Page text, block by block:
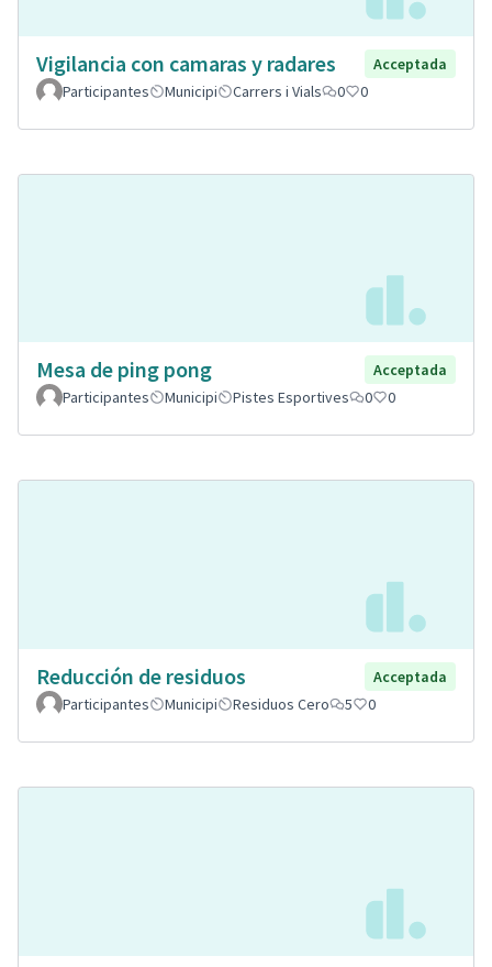
Vigilancia con camaras y radares
Acceptada
Participantes
Municipi Carrers i Vials 0 0
Mesa de ping pong
Acceptada
Participantes
Municipi Pistes Esportives 0 0
Reducción de residuos
Acceptada
Participantes
Municipi Residuos Cero 5 0